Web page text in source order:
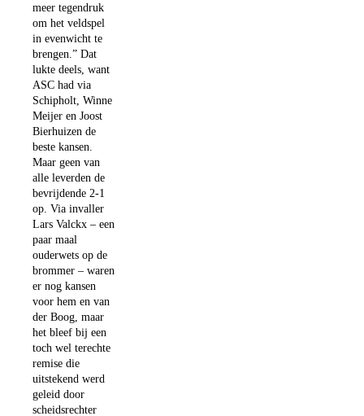
meer tegendruk
om het veldspel
in evenwicht te
brengen.” Dat
lukte deels, want
ASC had via
Schipholt, Winne
Meijer en Joost
Bierhuizen de
beste kansen.
Maar geen van
alle leverden de
bevrijdende 2-1
op. Via invaller
Lars Valckx – een
paar maal
ouderwets op de
brommer – waren
er nog kansen
voor hem en van
der Boog, maar
het bleef bij een
toch wel terechte
remise die
uitstekend werd
geleid door
scheidsrechter